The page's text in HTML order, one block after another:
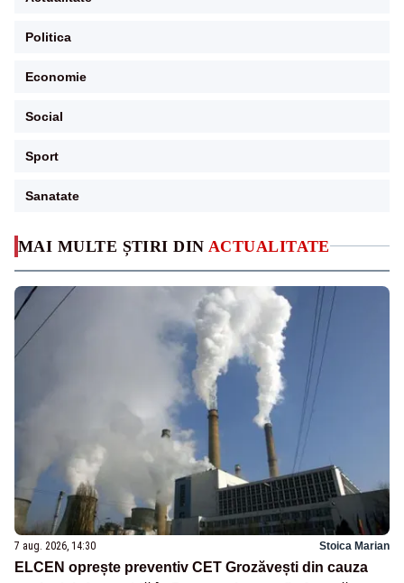
MAI MULTE ȘTIRI DIN ACTUALITATE
7 aug. 2026, 14:30 Stoica Marian
ELCEN oprește preventiv CET Grozăvești din cauza
Politica
Economie
Social
Sport
Sanatate